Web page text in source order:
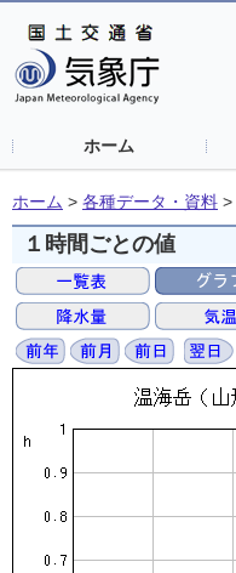
ホーム
ホーム > 各種データ・資料 >
１時間ごとの値